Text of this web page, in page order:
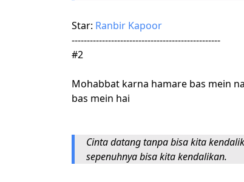
Star: Ranbir Kapoor
-------------------------------------------------
#2
Mohabbat karna hamare bas mein
bas mein hai
Cinta datang tanpa bisa kita
sepenuhnya bisa kita kendalikan.